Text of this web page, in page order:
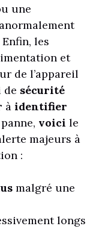
une
les
et
de l’appareil
de sécurité
à identifier
voici le
majeurs à
:
malgré une
longs